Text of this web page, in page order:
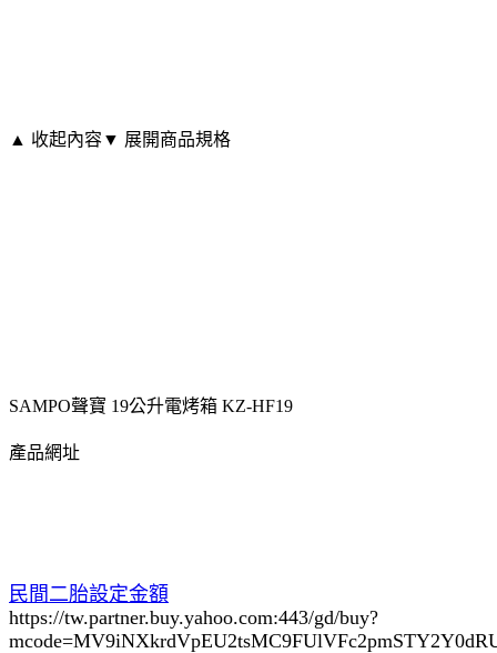
▲ 收起內容▼ 展開商品規格
SAMPO聲寶 19公升電烤箱 KZ-HF19
產品網址
民間二胎設定金額
https://tw.partner.buy.yahoo.com:443/gd/buy?